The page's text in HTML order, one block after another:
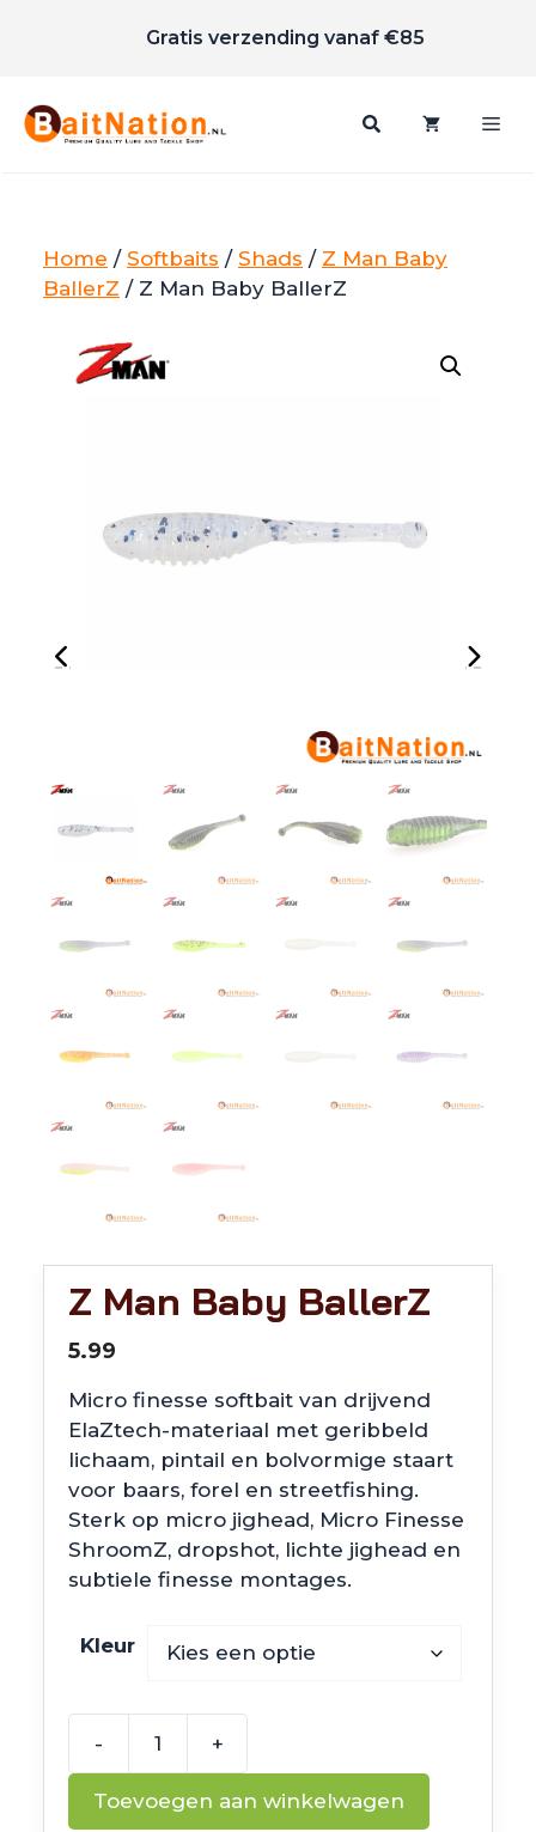
inhoud
Gratis verzending vanaf €85
Home / Softbaits / Shads / Z Man Baby
BallerZ / Z Man Baby BallerZ
Z Man Baby BallerZ
5.99
Micro finesse softbait van drijvend
ElaZtech-materiaal met geribbeld
lichaam, pintail en bolvormige staart
voor baars, forel en streetfishing.
Sterk op micro jighead, Micro Finesse
ShroomZ, dropshot, lichte jighead en
subtiele finesse montages.
Kleur
-
Baby
+
Toevoegen aan winkelwagen